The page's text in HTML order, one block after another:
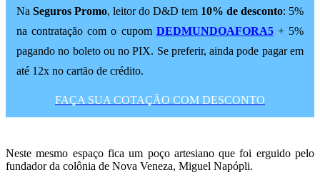
Na Seguros Promo, leitor do D&D tem 10% de desconto: 5%
na contratação com o cupom DEDMUNDOAFORA5+ 5%
pagando no boleto ou no PIX. Se preferir, ainda pode pagar em
até 12x no cartão de crédito.
FAÇA SUA COTAÇÃO COM DESCONTO
Neste mesmo espaço fica um poço artesiano que foi erguido pelo
fundador da colônia de Nova Veneza, Miguel Napópli.